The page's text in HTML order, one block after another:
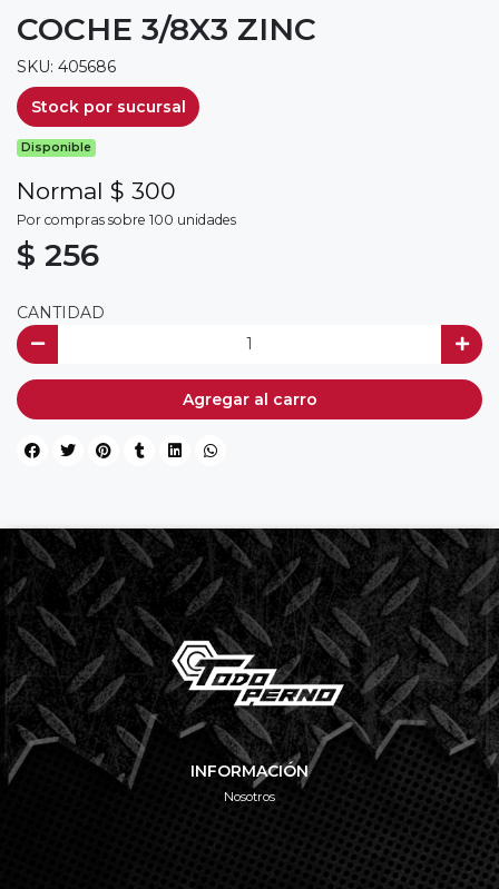
COCHE 3/8X3 ZINC
SKU: 405686
Stock por sucursal
Disponible
Normal $ 300
Por compras sobre 100 unidades
$ 256
CANTIDAD
Agregar al carro
INFORMACIÓN
Nosotros